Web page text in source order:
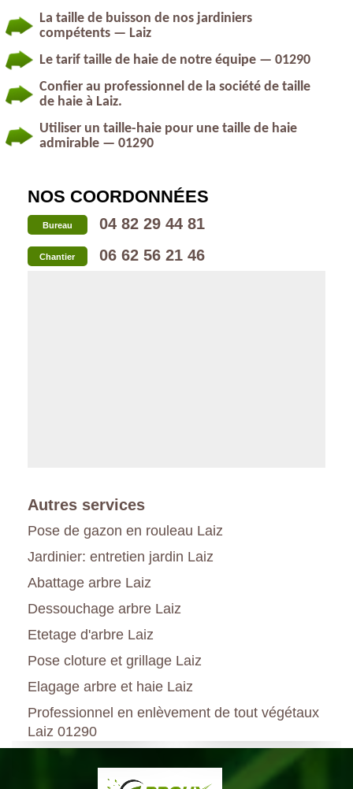
La taille de buisson de nos jardiniers
compétents — Laiz
Le tarif taille de haie de notre équipe — 01290
Confier au professionnel de la société de taille
de haie à Laiz.
Utiliser un taille-haie pour une taille de haie
admirable — 01290
NOS COORDONNÉES
Bureau 04 82 29 44 81
Chantier 06 62 56 21 46
Autres services
Pose de gazon en rouleau Laiz
Jardinier: entretien jardin Laiz
Abattage arbre Laiz
Dessouchage arbre Laiz
Etetage d'arbre Laiz
Pose cloture et grillage Laiz
Elagage arbre et haie Laiz
Professionnel en enlèvement de tout végétaux
Laiz 01290